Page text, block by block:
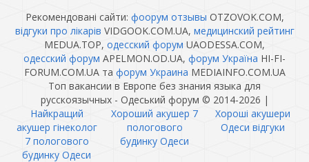
Рекомендовані сайти: фоорум отзывы OTZOVOK.COM,
відгуки про лікарів VIDGOOK.COM.UA, медицинский рейтинг
MEDUA.TOP, одесский форум UAODESSA.COM,
одесский форум APELMON.OD.UA, форум Україна HI-FI-
FORUM.COM.UA та форум Украина MEDIAINFO.COM.UA
Топ вакансии в Европе без знания языка для
русскоязычных - Одеський форум © 2014-2026 |
Найкращий
акушер гінеколог
7 пологового
будинку Одеси
Хороший акушер 7
пологового
будинку Одеси
Хороші акушери
Одеси відгуки